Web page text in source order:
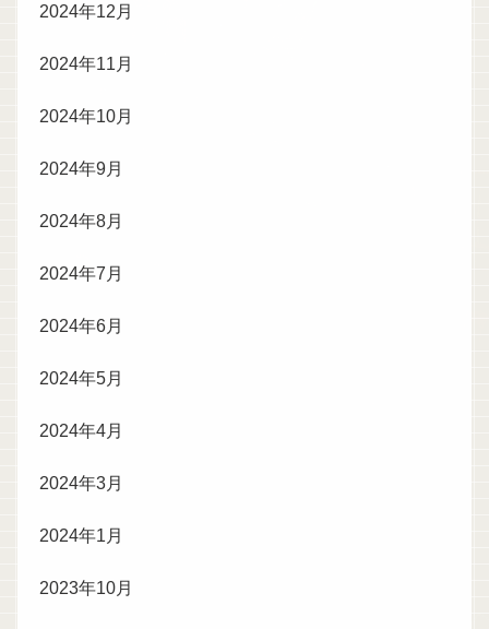
2024年12月
2024年11月
2024年10月
2024年9月
2024年8月
2024年7月
2024年6月
2024年5月
2024年4月
2024年3月
2024年1月
2023年10月